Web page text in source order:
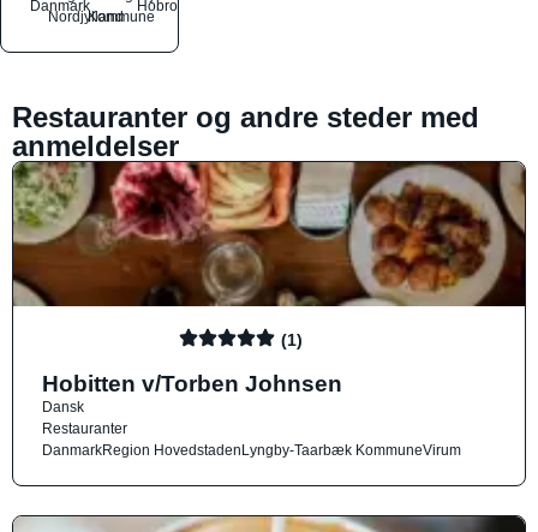
Danmark
Nordjylland
Kommune
Hobro
Restauranter og andre steder med
anmeldelser
(1)
Hobitten v/Torben Johnsen
Dansk
Restauranter
DanmarkRegion HovedstadenLyngby-Taarbæk KommuneVirum